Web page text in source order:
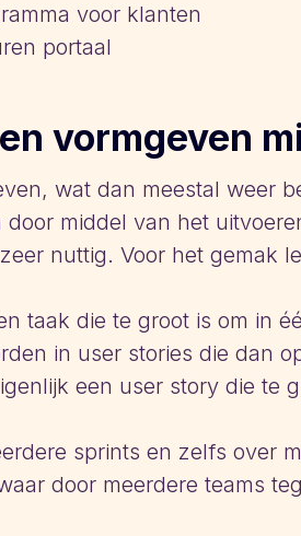
voor klanten
portaal
vormgeven
wat dan meestal weer
middel van het
nuttig. Voor het gemak
taak die te groot is om in
in user stories die dan
een user story die te
sprints en zelfs over
door meerdere teams